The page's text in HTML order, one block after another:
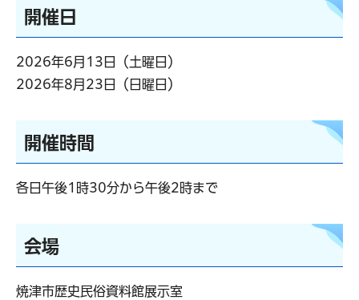
開催日
2026年6月13日（土曜日）
2026年8月23日（日曜日）
開催時間
各日午後1時30分から午後2時まで
会場
焼津市歴史民俗資料館展示室